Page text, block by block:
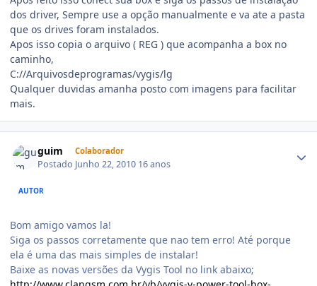
dos driver, Sempre use a opção manualmente e va ate a pasta
que os drives foram instalados.
Apos isso copia o arquivo ( REG ) que acompanha a box no
caminho,
C://Arquivosdeprogramas/vygis/lg
Qualquer duvidas amanha posto com imagens para facilitar
mais.
guim Colaborador
Postado Junho 22, 2010 16 anos
AUTOR
Bom amigo vamos la!
Siga os passos corretamente que nao tem erro! Até porque
ela é uma das mais simples de instalar!
Baixe as novas versões da Vygis Tool no link abaixo;